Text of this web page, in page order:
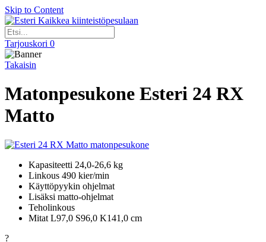
Skip to Content
Kaikkea kiinteistöpesulaan
Tarjouskori 0
Takaisin
Matonpesukone Esteri 24 RX
Matto
Kapasiteetti 24,0-26,6 kg
Linkous 490 kier/min
Käyttöpyykin ohjelmat
Lisäksi matto-ohjelmat
Teholinkous
Mitat L97,0 S96,0 K141,0 cm
?